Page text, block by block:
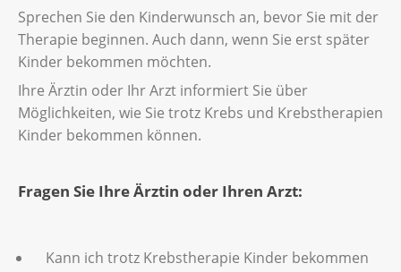
Sprechen Sie den Kinderwunsch an, bevor Sie mit der
Therapie beginnen. Auch dann, wenn Sie erst später
Kinder bekommen möchten.
Ihre Ärztin oder Ihr Arzt informiert Sie über
Möglichkeiten, wie Sie trotz Krebs und Krebstherapien
Kinder bekommen können.
Fragen Sie Ihre Ärztin oder Ihren Arzt:
Kann ich trotz Krebstherapie Kinder bekommen